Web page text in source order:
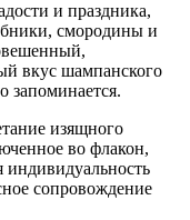
и праздника,
смородины и
вкус шампанского
запоминается.
изящного
во флакон,
сопровождение